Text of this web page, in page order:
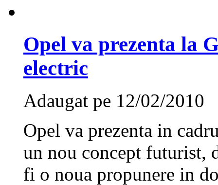
Opel va prezenta la
electric
Adaugat pe 12/02/2010
Opel va prezenta in
un nou concept futurist,
fi o noua propunere in